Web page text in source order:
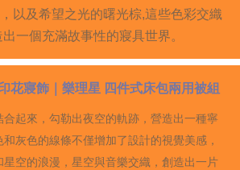
以及希望之光的曙光棕,這些色彩交織
一個充滿故事性的寢具世界。
花寢飾｜樂理星 四件式床包兩用被組
起來，勾勒出夜空的軌跡，營造出一種寧
灰色的線條不僅增加了設計的視覺美感，
空的浪漫，星空與音樂交織，創造出一片